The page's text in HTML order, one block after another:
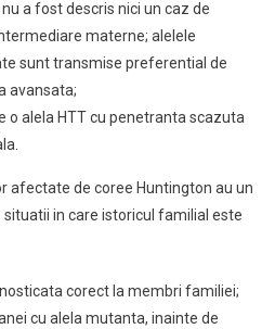
a fost descris nici un caz de
materne; alelele
sunt transmise preferential de
avansata;
o alela HTT cu penetranta scazuta
afectate de coree Huntington au un
in care istoricul familial este
corect la membri familiei;
cu alela mutanta, inainte de